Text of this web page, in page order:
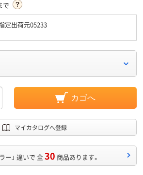
で
定出荷元05233
カゴへ
マイカタログへ登録
ー」 違いで 全30 商品あります。